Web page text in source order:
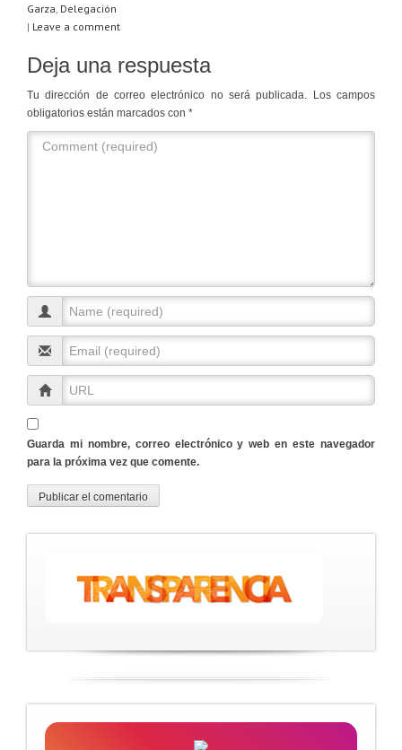
Garza Delegación
| Leave a comment
Deja una respuesta
Tu dirección de correo electrónico no será publicada.
Los campos
obligatorios están marcados con *
Guarda mi nombre, correo electrónico y web en este navegador
para la próxima vez que comente.